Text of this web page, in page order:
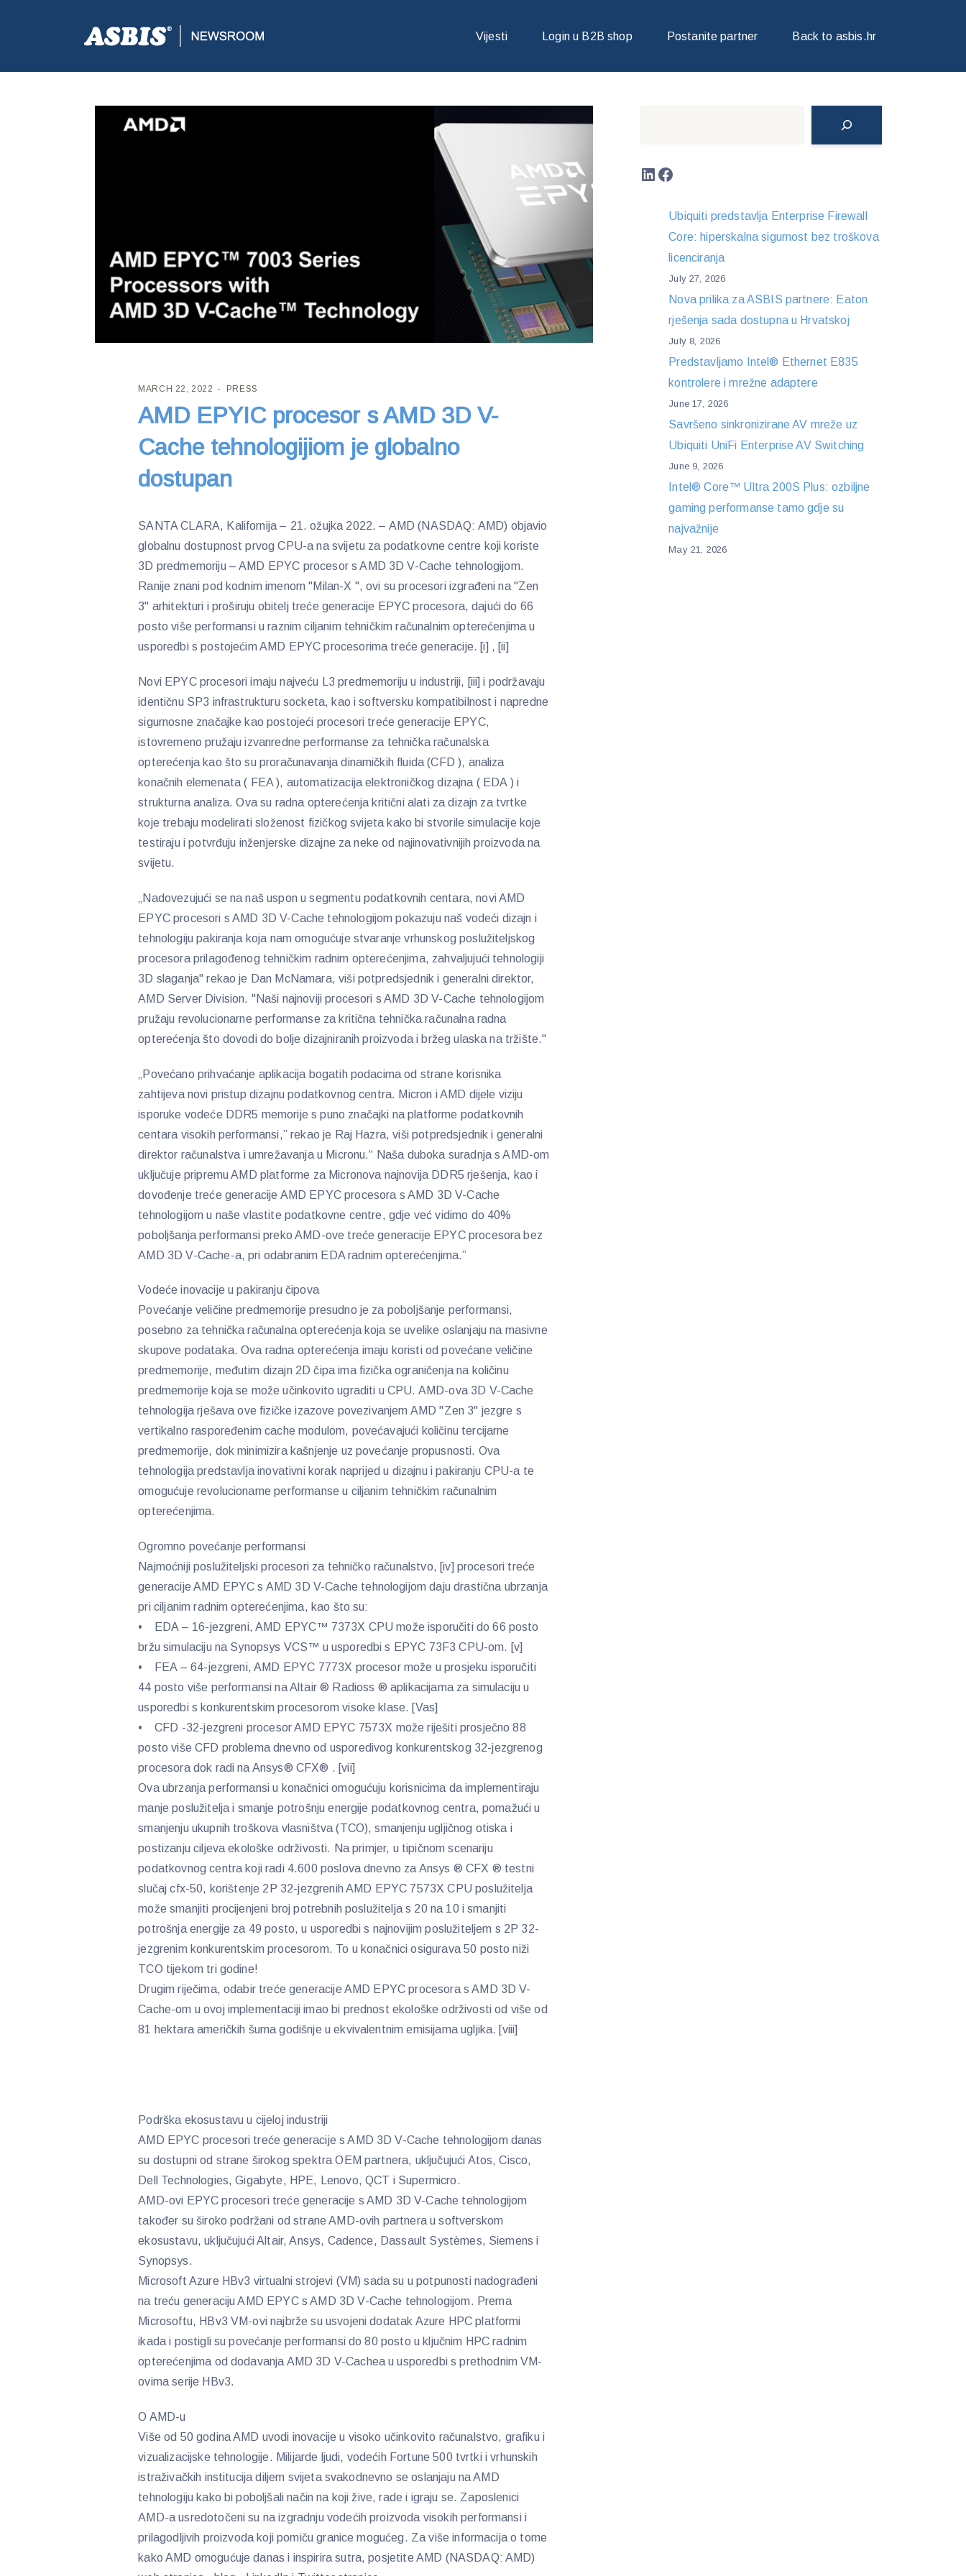
Vijesti Login u B2B shop Postanite partner Back to asbis.hr
ASBIS CROATIA>PRESS> AMD EPYIC PROCESOR S AMD 3D V-CACHE TEHNOLOGIJIOM JE GLOBALNO DOSTUPAN
MARCH 22, 2022 PRESS
AMD EPYIC procesor s AMD 3D V-
Cache tehnologijiom je globalno
dostupan
SANTA CLARA, Kalifornija – 21. ožujka 2022. – AMD (NASDAQ: AMD) objavio
globalnu dostupnost prvog CPU-a na svijetu za podatkovne centre koji koriste
3D predmemoriju – AMD EPYC procesor s AMD 3D V-Cache tehnologijom.
Ranije znani pod kodnim imenom "Milan-X ", ovi su procesori izgrađeni na "Zen
3" arhitekturi i proširuju obitelj treće generacije EPYC procesora, dajući do 66
posto više performansi u raznim ciljanim tehničkim računalnim opterećenjima u
usporedbi s postojećim AMD EPYC procesorima treće generacije. [i] , [ii]
Novi EPYC procesori imaju najveću L3 predmemoriju u industriji, [iii] i podržavaju
identičnu SP3 infrastrukturu socketa, kao i softversku kompatibilnost i napredne
sigurnosne značajke kao postojeći procesori treće generacije EPYC,
istovremeno pružaju izvanredne performanse za tehnička računalska
opterećenja kao što su proračunavanja dinamičkih fluida (CFD ), analiza
konačnih elemenata ( FEA ), automatizacija elektroničkog dizajna ( EDA ) i
strukturna analiza. Ova su radna opterećenja kritični alati za dizajn za tvrtke
koje trebaju modelirati složenost fizičkog svijeta kako bi stvorile simulacije koje
testiraju i potvrđuju inženjerske dizajne za neke od najinovativnijih proizvoda na
svijetu.
„Nadovezujući se na naš uspon u segmentu podatkovnih centara, novi AMD
EPYC procesori s AMD 3D V-Cache tehnologijom pokazuju naš vodeći dizajn i
tehnologiju pakiranja koja nam omogućuje stvaranje vrhunskog poslužiteljskog
procesora prilagođenog tehničkim radnim opterećenjima, zahvaljujući tehnologiji
3D slaganja" rekao je Dan McNamara, viši potpredsjednik i generalni direktor,
AMD Server Division. "Naši najnoviji procesori s AMD 3D V-Cache tehnologijom
pružaju revolucionarne performanse za kritična tehnička računalna radna
opterećenja što dovodi do bolje dizajniranih proizvoda i bržeg ulaska na tržište."
„Povećano prihvaćanje aplikacija bogatih podacima od strane korisnika
zahtijeva novi pristup dizajnu podatkovnog centra. Micron i AMD dijele viziju
isporuke vodeće DDR5 memorije s puno značajki na platforme podatkovnih
centara visokih performansi,” rekao je Raj Hazra, viši potpredsjednik i generalni
direktor računalstva i umrežavanja u Micronu.“ Naša duboka suradnja s AMD-om
uključuje pripremu AMD platforme za Micronova najnovija DDR5 rješenja, kao i
dovođenje treće generacije AMD EPYC procesora s AMD 3D V-Cache
tehnologijom u naše vlastite podatkovne centre, gdje već vidimo do 40%
poboljšanja performansi preko AMD-ove treće generacije EPYC procesora bez
AMD 3D V-Cache-a, pri odabranim EDA radnim opterećenjima.”
Vodeće inovacije u pakiranju čipova
Povećanje veličine predmemorije presudno je za poboljšanje performansi,
posebno za tehnička računalna opterećenja koja se uvelike oslanjaju na masivne
skupove podataka. Ova radna opterećenja imaju koristi od povećane veličine
predmemorije, međutim dizajn 2D čipa ima fizička ograničenja na količinu
predmemorije koja se može učinkovito ugraditi u CPU. AMD-ova 3D V-Cache
tehnologija rješava ove fizičke izazove povezivanjem AMD "Zen 3" jezgre s
vertikalno raspoređenim cache modulom, povećavajući količinu tercijarne
predmemorije, dok minimizira kašnjenje uz povećanje propusnosti. Ova
tehnologija predstavlja inovativni korak naprijed u dizajnu i pakiranju CPU-a te
omogućuje revolucionarne performanse u ciljanim tehničkim računalnim
opterećenjima.
Ogromno povećanje performansi
Najmoćniji poslužiteljski procesori za tehničko računalstvo, [iv] procesori treće
generacije AMD EPYC s AMD 3D V-Cache tehnologijom daju drastična ubrzanja
pri ciljanim radnim opterećenjima, kao što su:
• EDA – 16-jezgreni, AMD EPYC™ 7373X CPU može isporučiti do 66 posto
bržu simulaciju na Synopsys VCS™ u usporedbi s EPYC 73F3 CPU-om. [v]
• FEA – 64-jezgreni, AMD EPYC 7773X procesor može u prosjeku isporučiti
44 posto više performansi na Altair ® Radioss ® aplikacijama za simulaciju u
usporedbi s konkurentskim procesorom visoke klase. [Vas]
• CFD -32-jezgreni procesor AMD EPYC 7573X može riješiti prosječno 88
posto više CFD problema dnevno od usporedivog konkurentskog 32-jezgrenog
procesora dok radi na Ansys® CFX® . [vii]
Ova ubrzanja performansi u konačnici omogućuju korisnicima da implementiraju
manje poslužitelja i smanje potrošnju energije podatkovnog centra, pomažući u
smanjenju ukupnih troškova vlasništva (TCO), smanjenju ugljičnog otiska i
postizanju ciljeva ekološke održivosti. Na primjer, u tipičnom scenariju
podatkovnog centra koji radi 4.600 poslova dnevno za Ansys ® CFX ® testni
slučaj cfx-50, korištenje 2P 32-jezgrenih AMD EPYC 7573X CPU poslužitelja
može smanjiti procijenjeni broj potrebnih poslužitelja s 20 na 10 i smanjiti
potrošnja energije za 49 posto, u usporedbi s najnovijim poslužiteljem s 2P 32-
jezgrenim konkurentskim procesorom. To u konačnici osigurava 50 posto niži
TCO tijekom tri godine!
Drugim riječima, odabir treće generacije AMD EPYC procesora s AMD 3D V-
Cache-om u ovoj implementaciji imao bi prednost ekološke održivosti od više od
81 hektara američkih šuma godišnje u ekvivalentnim emisijama ugljika. [viii]
Podrška ekosustavu u cijeloj industriji
AMD EPYC procesori treće generacije s AMD 3D V-Cache tehnologijom danas
su dostupni od strane širokog spektra OEM partnera, uključujući Atos, Cisco,
Dell Technologies, Gigabyte, HPE, Lenovo, QCT i Supermicro.
AMD-ovi EPYC procesori treće generacije s AMD 3D V-Cache tehnologijom
također su široko podržani od strane AMD-ovih partnera u softverskom
ekosustavu, uključujući Altair, Ansys, Cadence, Dassault Systèmes, Siemens i
Synopsys.
Microsoft Azure HBv3 virtualni strojevi (VM) sada su u potpunosti nadograđeni
na treću generaciju AMD EPYC s AMD 3D V-Cache tehnologijom. Prema
Microsoftu, HBv3 VM-ovi najbrže su usvojeni dodatak Azure HPC platformi
ikada i postigli su povećanje performansi do 80 posto u ključnim HPC radnim
opterećenjima od dodavanja AMD 3D V-Cachea u usporedbi s prethodnim VM-
ovima serije HBv3.
O AMD-u
Više od 50 godina AMD uvodi inovacije u visoko učinkovito računalstvo, grafiku i
vizualizacijske tehnologije. Milijarde ljudi, vodećih Fortune 500 tvrtki i vrhunskih
istraživačkih institucija diljem svijeta svakodnevno se oslanjaju na AMD
tehnologiju kako bi poboljšali način na koji žive, rade i igraju se. Zaposlenici
AMD-a usredotočeni su na izgradnju vodećih proizvoda visokih performansi i
prilagodljivih proizvoda koji pomiču granice mogućeg. Za više informacija o tome
kako AMD omogućuje danas i inspirira sutra, posjetite AMD (NASDAQ: AMD)
LinkedIn
Facebook
Ubiquiti predstavlja Enterprise Firewall
Core: hiperskalna sigurnost bez troškova
licenciranja
July 27, 2026
Nova prilika za ASBIS partnere: Eaton
rješenja sada dostupna u Hrvatskoj
July 8, 2026
Predstavljamo Intel® Ethernet E835
kontrolere i mrežne adaptere
June 17, 2026
Savršeno sinkronizirane AV mreže uz
Ubiquiti UniFi Enterprise AV Switching
June 9, 2026
Intel® Core™ Ultra 200S Plus: ozbiljne
gaming performanse tamo gdje su
najvažnije
May 21, 2026